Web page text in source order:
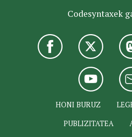
Codesyntaxek
HONI BURUZ
PUBLIZITATEA